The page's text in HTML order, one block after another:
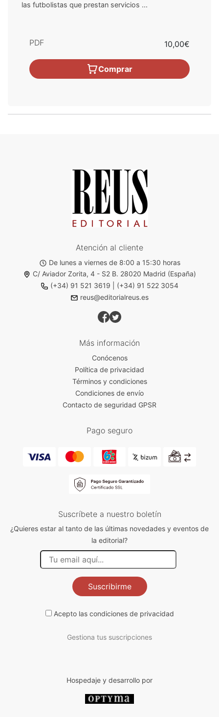
las futbolistas que prestan servicios ...
PDF 10,00€
Comprar
Atención al cliente
De lunes a viernes de 8:00 a 15:30 horas
C/ Aviador Zorita, 4 - S2 B. 28020 Madrid (España)
(+34) 91 521 3619
(+34) 91 522 3054
reus@editorialreus.es
Más información
Conócenos
Política de privacidad
Términos y condiciones
Condiciones de envío
Contacto de seguridad GPSR
Pago seguro
Suscríbete a nuestro boletín
¿Quieres estar al tanto de las últimas novedades y eventos de
la editorial?
Suscribirme
Acepto las condiciones de privacidad
Gestiona tus suscripciones
Hospedaje y desarrollo por